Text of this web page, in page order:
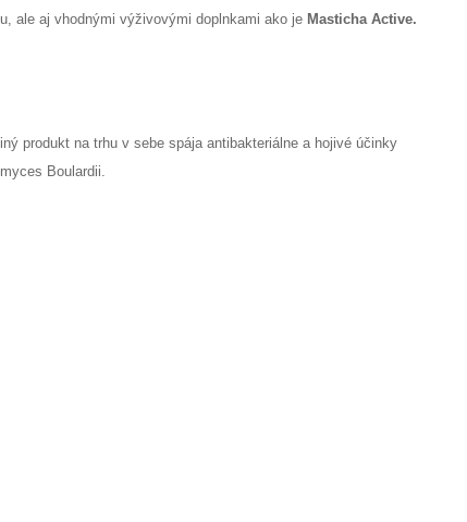
ale aj vhodnými výživovými doplnkami ako je Masticha Active.
produkt na trhu v sebe spája antibakteriálne a hojivé účinky
Boulardii.